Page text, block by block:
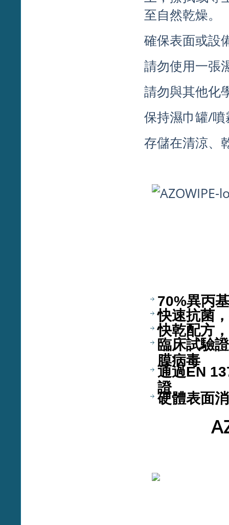
至自然乾燥。
確保表面或設
請勿使用一張
請勿與其他化
保持濕巾罐/
存儲在清涼、
70%異丙
快速抗菌
快乾配方
臨床試驗
膜病毒
通過EN
證
硬體表面